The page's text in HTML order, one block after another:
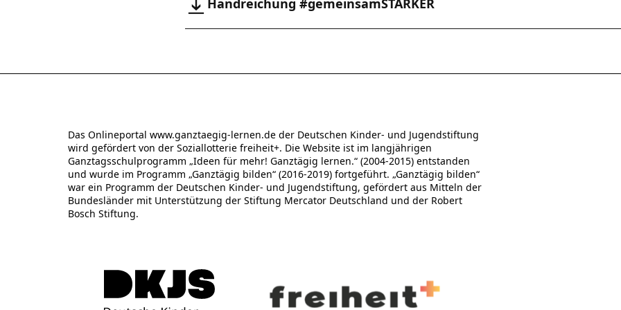
Handreichung #gemeinsamSTÄRKER
Das Onlineportal www.ganztaegig-lernen.de der Deutschen Kinder- und Jugendstiftung
wird gefördert von der Soziallotterie freiheit+. Die Website ist im langjährigen
Ganztagsschulprogramm „Ideen für mehr! Ganztägig lernen.“ (2004-2015) entstanden
und wurde im Programm „Ganztägig bilden“ (2016-2019) fortgeführt. „Ganztägig bilden“
war ein Programm der Deutschen Kinder- und Jugendstiftung, gefördert aus Mitteln der
Bundesländer mit Unterstützung der Stiftung Mercator Deutschland und der Robert
Bosch Stiftung.